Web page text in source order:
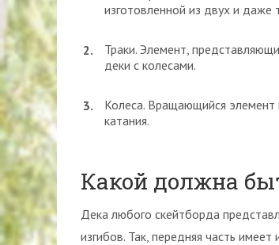
изготовленной из двух и даже
Траки. Элемент,
деки с колесами.
Колеса. Вращающийся элемент
катания.
Какой должна
Дека любого скейтборда
изгибов. Так, передняя часть